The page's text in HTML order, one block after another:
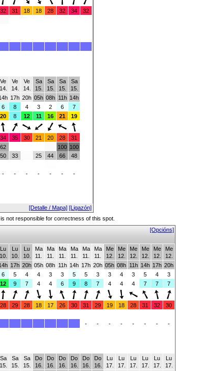
32 31 18 18 28 32 34 32
Ve
14.
Ve
14.
Ve
14.
Sa
15.
Sa
15.
Sa
15.
Sa
15.
17h 20h 05h 08h 11h 14h
6 8 4 3 2 6
7
20 8 12 11 16 21
19
34 35 30 21 20 28 31
62
50
33 25 44
100
66
100
48
- - - - - - -
[Detalle / Mapa] [Ligazón]
not responsible for correctness of this spot.
[Opcións]
Lu
10.
Lu
10.
Lu
10.
Ma
11.
Ma
11.
Ma
11.
Ma
11.
Ma
11.
Ma
11.
Me
12.
Me
12.
Me
12.
Me
12.
Me
12.
Me
12.
17h 20h 05h 08h 11h 14h 17h 20h 05h 08h 11h 14h 17h 20h
6 5 4 4 3 3 5 5 3 3 4 3 5 4
3
12 9 7 4 4 6 9 8 7 4 4 4 7 7
7
28 29 28 18 17 26 30 31 29 19 18 28 31 32
30
- - - - - - - -
Sa
15.
Sa
15.
Sa
15.
Do
16.
Do
16.
Do
16.
Do
16.
Do
16.
Do
16.
Lu
17.
Lu
17.
Lu
17.
Lu
17.
Lu
17.
Lu
17.